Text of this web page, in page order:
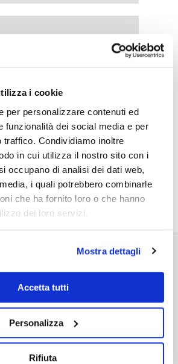
i cookie
per personalizzare contenuti ed
funzionalità dei social media e per
traffico. Condividiamo inoltre
in cui utilizza il nostro sito con i
occupano di analisi dei dati web,
i quali potrebbero combinarle
che ha fornito loro o che hanno
dei loro servizi.
Mostra dettagli
Accetta tutti
Personalizza
Rifiuta